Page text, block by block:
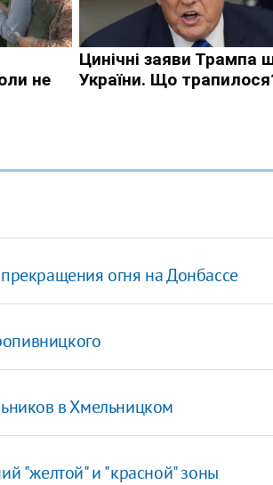
огня на Донбассе
в Хмельницком
"желтой" и "красной" зоны